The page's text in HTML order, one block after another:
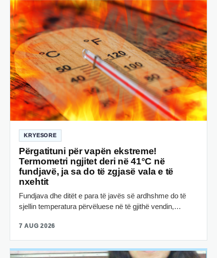
KRYESORE
Përgatituni për vapën ekstreme!
Termometri ngjitet deri në 41°C në
fundjavë, ja sa do të zgjasë vala e të
nxehtit
Fundjava dhe ditët e para të javës së ardhshme do të
sjellin temperatura përvëluese në të gjithë vendin,…
7 AUG 2026